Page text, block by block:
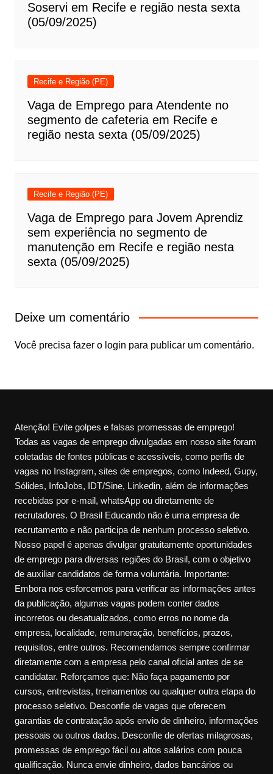
Soservi em Recife e região nesta sexta
(05/09/2025)
Recife e Região (PE)
Vaga de Emprego para Atendente no
segmento de cafeteria em Recife e
região nesta sexta (05/09/2025)
Recife e Região (PE)
Vaga de Emprego para Jovem Aprendiz
sem experiência no segmento de
manutenção em Recife e região nesta
sexta (05/09/2025)
Deixe um comentário
Você precisa fazer o login para publicar um comentário.
Atenção! Evite golpes e falsas promessas de emprego!
Todas as vagas de emprego divulgadas em nosso site foram
coletadas de fontes públicas e acessíveis, como perfis de
vagas no Instagram, sites de empregos, como Indeed, Gupy,
Sólides, InfoJobs, IDT/Sine, Linkedin, além de informações
recebidas por e-mail, whatsApp ou diretamente de
recrutadores. O Brasil Educando não é uma empresa de
recrutamento e não participa de nenhum processo seletivo.
Nosso papel é apenas divulgar gratuitamente oportunidades
de emprego para diversas regiões do Brasil, com o objetivo
de auxiliar candidatos de forma voluntária. Importante:
Embora nos esforcemos para verificar as informações antes
da publicação, algumas vagas podem conter dados
incorretos ou desatualizados, como erros no nome da
empresa, localidade, remuneração, benefícios, prazos,
requisitos, entre outros. Recomendamos sempre confirmar
diretamente com a empresa pelo canal oficial antes de se
candidatar. Reforçamos que: Não faça pagamento por
cursos, entrevistas, treinamentos ou qualquer outra etapa do
processo seletivo. Desconfie de vagas que oferecem
garantias de contratação após envio de dinheiro, informações
pessoais ou outros dados. Desconfie de ofertas milagrosas,
promessas de emprego fácil ou altos salários com pouca
qualificação. Nunca envie dinheiro, dados bancários ou